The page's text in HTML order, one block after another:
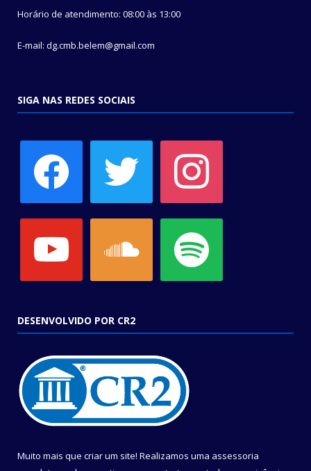
Horário de atendimento: 08:00 às 13:00
E-mail: dg.cmb.belem@gmail.com
SIGA NAS REDES SOCIAIS
DESENVOLVIDO POR CR2
Muito mais que criar um site! Realizamos uma assessoria